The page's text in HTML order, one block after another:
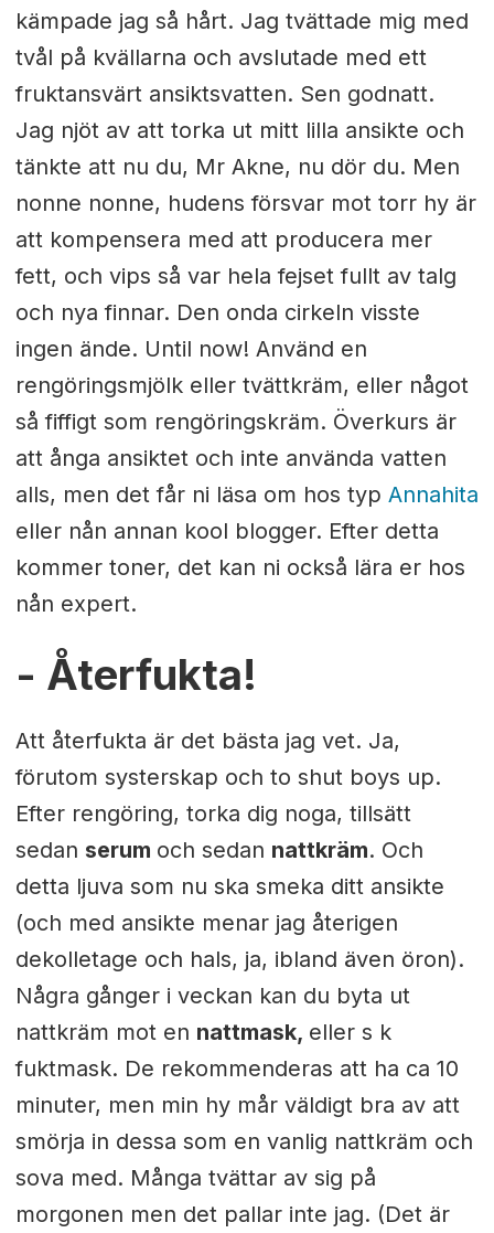
kämpade jag så hårt. Jag tvättade mig med
tvål på kvällarna och avslutade med ett
fruktansvärt ansiktsvatten. Sen godnatt.
Jag njöt av att torka ut mitt lilla ansikte och
tänkte att nu du, Mr Akne, nu dör du. Men
nonne nonne, hudens försvar mot torr hy är
att kompensera med att producera mer
fett, och vips så var hela fejset fullt av talg
och nya finnar. Den onda cirkeln visste
ingen ände. Until now! Använd en
rengöringsmjölk eller tvättkräm, eller något
så fiffigt som rengöringskräm. Överkurs är
att ånga ansiktet och inte använda vatten
alls, men det får ni läsa om hos typ Annahita
eller nån annan kool blogger. Efter detta
kommer toner, det kan ni också lära er hos
nån expert.
- Återfukta!
Att återfukta är det bästa jag vet. Ja,
förutom systerskap och to shut boys up.
Efter rengöring, torka dig noga, tillsätt
sedan serum och sedan nattkräm. Och
detta ljuva som nu ska smeka ditt ansikte
(och med ansikte menar jag återigen
dekolletage och hals, ja, ibland även öron).
Några gånger i veckan kan du byta ut
nattkräm mot en nattmask, eller s k
fuktmask. De rekommenderas att ha ca 10
minuter, men min hy mår väldigt bra av att
smörja in dessa som en vanlig nattkräm och
sova med. Många tvättar av sig på
morgonen men det pallar inte jag. (Det är